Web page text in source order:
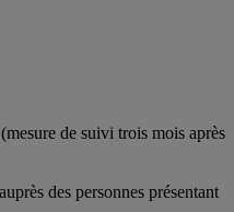
de suivi trois mois après
des personnes présentant